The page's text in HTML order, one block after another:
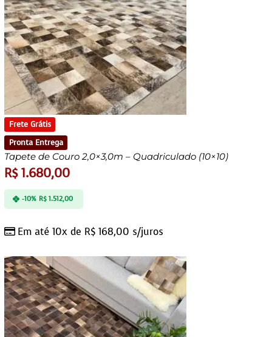
Frete Grátis
Pronta Entrega
Tapete de Couro 2,0×3,0m – Quadriculado (10×10)
R$1.680,00
Em até 10x de R$ 168,00 s/juros
-10% R$1.512,00